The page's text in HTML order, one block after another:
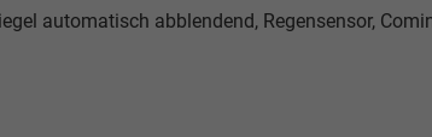
automatisch abblendend, Regensensor,